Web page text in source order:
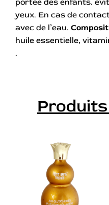
portée des enfants.
yeux. En cas de
avec de l’eau.
huile essentielle,
.